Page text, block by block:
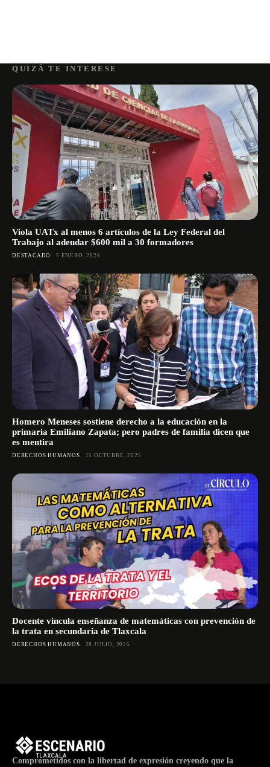
QUIZÁ TE INTERESE
Viola UATx al menos 6 artículos de la Ley Federal del
Trabajo al adeudar $600 mil a 30 formadores
DESTACADO 5 ENERO, 2026
Homero Meneses sostiene derecho a la educación en la
primaria Emiliano Zapata; pero padres de familia dicen que
es mentira
DERECHOS HUMANOS 15 OCTUBRE, 2025
Docente vincula enseñanza de matemáticas con prevención de
la trata en secundaria de Tlaxcala
DERECHOS HUMANOS 28 JULIO, 2025
Comprometidos con la libertad de expresión creyendo que la